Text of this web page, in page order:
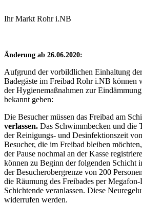
Ihr Markt Rohr i.NB
Änderung ab 26.06.2020:
​Aufgrund der vorbildlichen Einhaltung
Badegäste im Freibad Rohr i.NB können
der Hygienemaßnahmen zur
bekannt geben:
Die Besucher müssen das Freibad am
verlassen. Das Schwimmbecken und die
der Reinigungs- und Desinfektionszeit
Besucher, die im Freibad bleiben
der Pause nochmal an der Kasse
können zu Beginn der folgenden Schicht
der Besucherobergrenze von 200
die Räumung des Freibades per
Schichtende veranlassen. Diese
widerrufen werden.